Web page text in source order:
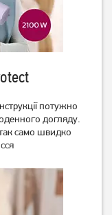
EssentialCare
10
потужно
догляду.
само швидко